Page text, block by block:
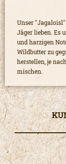
Unser
Jäger lieben. Es
und harzigen
Wildbutter zu
herstellen, je
mischen.